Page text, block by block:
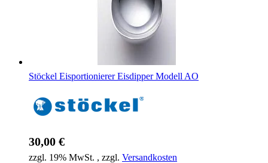
Stöckel Eisportionierer Eisdipper Modell AO
30,00 €
zzgl. 19% MwSt. , zzgl. Versandkosten